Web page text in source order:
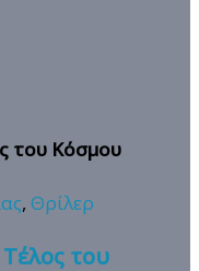
του Κόσμου
, Θρίλερ
του